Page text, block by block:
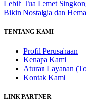
Lebih Tua Lemet
Bikin Nostalgia dan
TENTANG KAMI
Profil Perusahaan
Kenapa Kami
Aturan Layanan
Kontak Kami
LINK PARTNER